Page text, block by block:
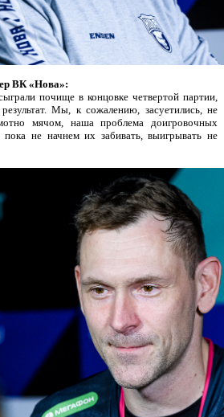
ВК «Нова»:
почище в концовке четвертой партии,
Мы, к сожалению, засуетились, не
мячом, наша проблема доигровочных
не начнем их забивать, выигрывать не